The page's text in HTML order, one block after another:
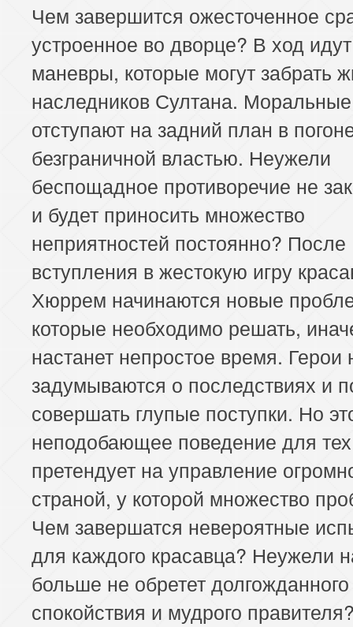
Чем завершится ожесточенное
устроенное во дворце? В ход
маневры, которые могут забрать
наследников Султана. Моральные
отступают на задний план в
безграничной властью. Неужели
беспощадное противоречие не
и будет приносить множество
неприятностей постоянно? После
вступления в жестокую игру
Хюррем начинаются новые
которые необходимо решать,
настанет непростое время. Герои
задумываются о последствиях и
совершать глупые поступки. Но
неподобающее поведение для
претендует на управление
страной, у которой множество
Чем завершатся невероятные
для каждого красавца? Неужели
больше не обретет долгожданного
спокойствия и мудрого